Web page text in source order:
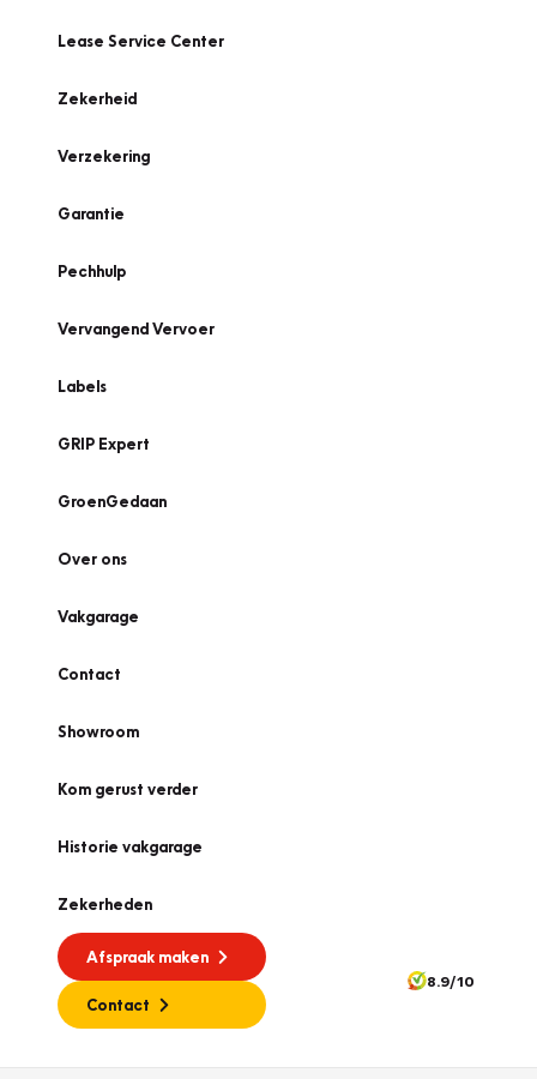
Lease Service Center
Zekerheid
Verzekering
Garantie
Pechhulp
Vervangend Vervoer
Labels
GRIP Expert
GroenGedaan
Over ons
Vakgarage
Contact
Showroom
Kom gerust verder
Historie vakgarage
Zekerheden
Afspraak maken
Contact
8.9/10